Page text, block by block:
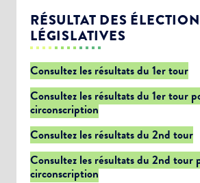
RÉSULTAT DES
LÉGISLATIVES
Consultez les résultats du 1er tour
Consultez les résultats du 1er tour
circonscription
Consultez les résultats du 2nd tour
Consultez les résultats du 2nd tour
circonscription